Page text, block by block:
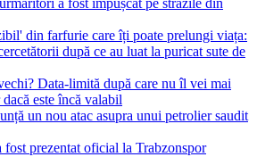
a fost împușcat pe străzile din
din farfurie care îți poate prelungi viața:
după ce au luat la puricat sute de
Data-limită după care nu îl vei mai
este încă valabil
un nou atac asupra unui petrolier saudit
fost prezentat oficial la Trabzonspor